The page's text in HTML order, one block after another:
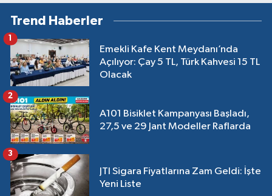
Trend Haberler
Emekli Kafe Kent Meydanı’nda
Açılıyor: Çay 5 TL, Türk Kahvesi 15 TL
Olacak
1
A101 Bisiklet Kampanyası Başladı,
27,5 ve 29 Jant Modeller Raflarda
2
JTI Sigara Fiyatlarına Zam Geldi: İşte
Yeni Liste
3